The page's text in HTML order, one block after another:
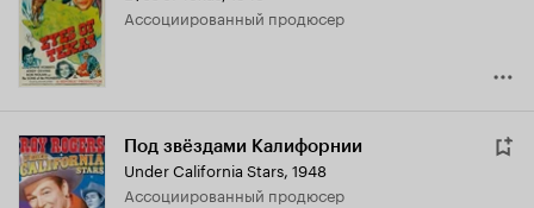
ассоциированный продюсер
Под звёздами Калифорнии
Under California Stars, 1948
ассоциированный продюсер